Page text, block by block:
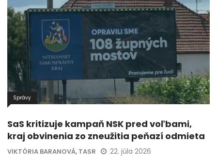
Správy
SaS kritizuje kampaň NSK pred voľbami,
kraj obvinenia zo zneužitia peňazí odmieta
VIKTÓRIA BARANOVÁ, TASR 22. júla 2026